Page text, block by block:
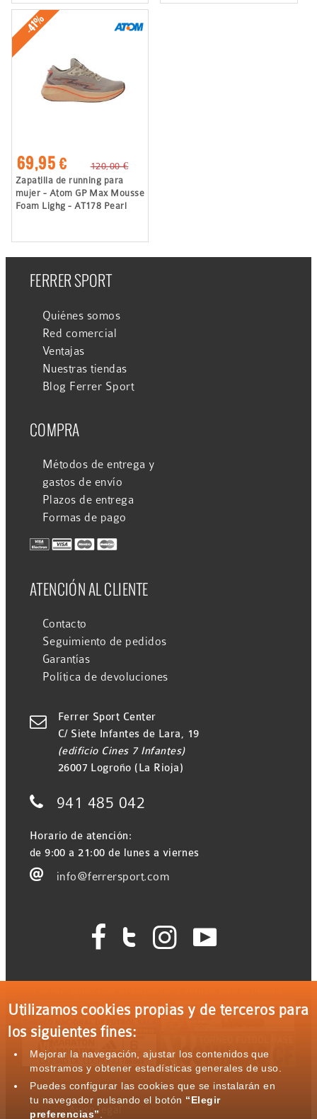
-41%
69,95 €
120,00 €
Zapatilla de running para
mujer - Atom GP Max Mousse
Foam Lighg - AT178 Pearl
FERRER SPORT
Quiénes somos
Red comercial
Ventajas
Nuestras tiendas
Blog Ferrer Sport
COMPRA
Métodos de entrega y
gastos de envío
Plazos de entrega
Formas de pago
ATENCIÓN AL CLIENTE
Contacto
Seguimiento de pedidos
Garantías
Política de devoluciones

Ferrer Sport Center
C/ Siete Infantes de Lara, 19
(edificio Cines 7 Infantes)
26007 Logroño (La Rioja)
 941 485 042
Horario de atención:
de 9:00 a 21:00 de lunes a viernes
 info@ferrersport.com
   
Aviso legal
Utilizamos cookies propias y de terceros para
los siguientes fines:
Mejorar la navegación, ajustar los contenidos que
mostramos y obtener estadísticas generales de uso.
Puedes configurar las cookies que se instalarán en
tu navegador pulsando el botón “Elegir
preferencias”